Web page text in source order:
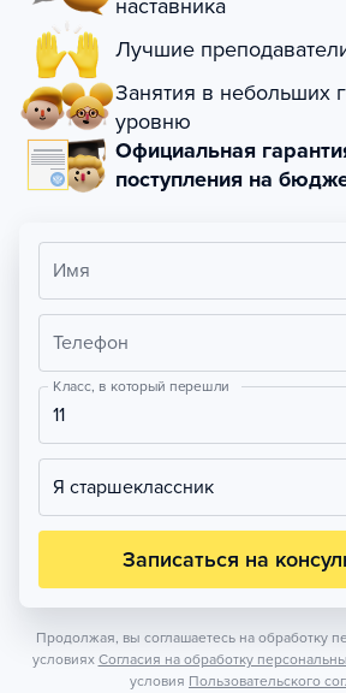
наставника
Лучшие
Занятия в небольших
уровню
Официальная
поступления на
Имя
Телефон
Класс, в который перешли
11
Я старшеклассник
Записаться на
Продолжая, вы соглашаетесь на обработку
условиях Согласия на обработку
условия Пользовательского